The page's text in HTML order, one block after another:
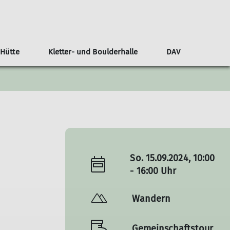
Berichte
Mitgliedschaft kündigen Beiträge
Seminarraum
Unsere Geschichte Ausbildung
Kletter- und Boulderhalle
Baugeschichte Kletterhalle
DAV
So. 15.09.2024, 10:00
- 16:00 Uhr
Wandern